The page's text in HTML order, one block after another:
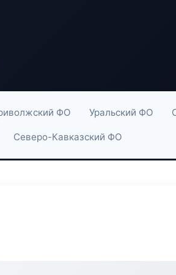
ФО Уральский ФО
Северо-Кавказский ФО